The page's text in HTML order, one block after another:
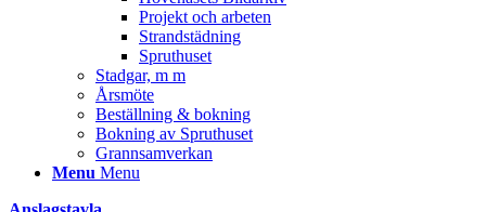
Projekt och arbeten
Strandstädning
Spruthuset
Stadgar, m m
Årsmöte
Beställning & bokning
Bokning av Spruthuset
Grannsamverkan
Menu Menu